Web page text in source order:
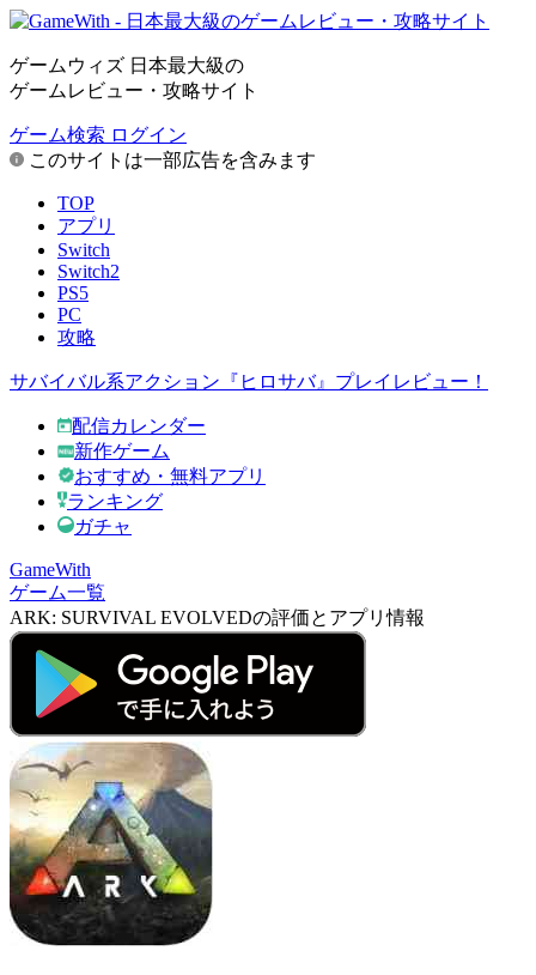
ゲームウィズ 日本最大級の
ゲームレビュー・攻略サイト
ゲーム検索 ログイン
このサイトは一部広告を含みます
TOP
アプリ
Switch
Switch2
PS5
PC
攻略
サバイバル系アクション『ヒロサバ』プレイレビュー！
配信カレンダー
新作ゲーム
おすすめ・無料アプリ
ランキング
ガチャ
GameWith
ゲーム一覧
ARK: SURVIVAL EVOLVEDの評価とアプリ情報